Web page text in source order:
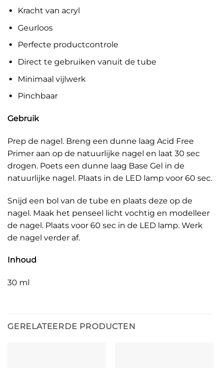
Kracht van acryl
Geurloos
Perfecte productcontrole
Direct te gebruiken vanuit de tube
Minimaal vijlwerk
Pinchbaar
Gebruik
Prep de nagel. Breng een dunne laag Acid Free
Primer aan op de natuurlijke nagel en laat 30 sec
drogen. Poets een dunne laag Base Gel in de
natuurlijke nagel. Plaats in de LED lamp voor 60 sec.
Snijd een bol van de tube en plaats deze op de
nagel. Maak het penseel licht vochtig en modelleer
de nagel. Plaats voor 60 sec in de LED lamp. Werk
de nagel verder af.
Inhoud
30 ml
GERELATEERDE PRODUCTEN